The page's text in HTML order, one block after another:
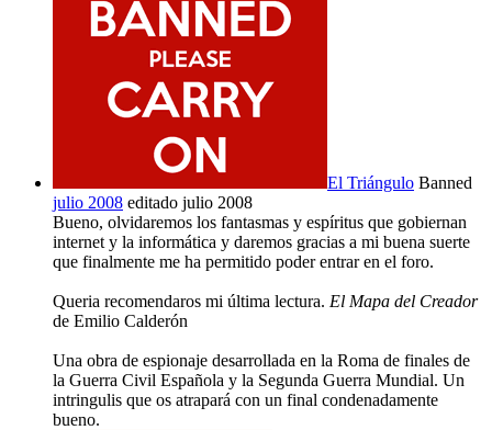
El Triángulo Banned
julio 2008 editado julio 2008
Bueno, olvidaremos los fantasmas y espíritus que gobiernan
internet y la informática y daremos gracias a mi buena suerte
que finalmente me ha permitido poder entrar en el foro.
Queria recomendaros mi última lectura. El Mapa del Creador
de Emilio Calderón
Una obra de espionaje desarrollada en la Roma de finales de
la Guerra Civil Española y la Segunda Guerra Mundial. Un
intringulis que os atrapará con un final condenadamente
bueno.